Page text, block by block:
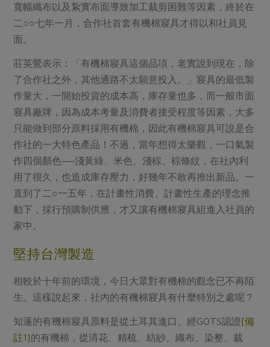
樂齡友善
社務會議 地區活動
寬幅織布以及紮實布面導致加工裁剪困難等因素，終於在
二○○七年一月，合作社首套有機棉寢具才得以和社員見
面。
莊英鶯表示：「有機棉寢具這個品項，老實說到現在，除
了合作社之外，其他通路不太願意投入。」寢具的最低製
作量大，一開始投資的成本高，庫存量也多，而一般市面
寢具廠牌，因為成本考量及消費者接受程度等因素，大多
只能做到部分原料採用有機棉，因此有機棉寢具可說是合
作社的一大特色產品！不過，當年想得太樂觀，一口氣製
作四個顏色──淺黃綠、米色、淺棕、棕條紋，在社內利
用了很久，也造成庫存壓力，好幾年不敢再推出新品。一
直到了二○一五年，在計畫性消費、計畫性生產的理念推
動下，採行預購制供應，才又讓有機棉寢具組進入社員的
家中。
堅持台灣製造
相較於十年前的環境，今日大眾對有機棉的觀念已不再陌
生。這樣說起來，社內的有機棉寢具有什麼特別之處呢？
知蓮的有機棉寢具原料是從土耳其進口、經GOTS認證[備
註1]的有機棉，從清花、精梳、紡紗、織布、染整、裁